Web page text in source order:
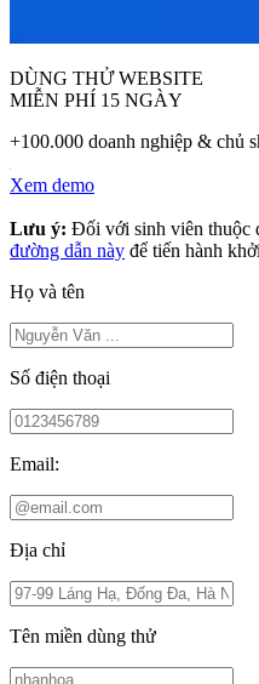
DÙNG THỬ WEBSITE
MIỄN PHÍ 15 NGÀY
+100.000 doanh nghiệp & chủ
Xem demo
Lưu ý: Đối với sinh viên thuộc
đường dẫn này để tiến hành
Họ và tên
Số điện thoại
Email:
Địa chỉ
Tên miền dùng thử